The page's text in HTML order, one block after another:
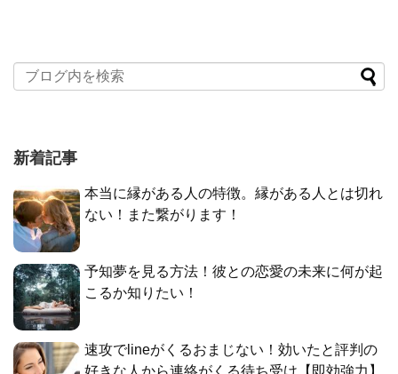
新着記事
本当に縁がある人の特徴。縁がある人とは切れ
ない！また繋がります！
予知夢を見る方法！彼との恋愛の未来に何が起
こるか知りたい！
速攻でlineがくるおまじない！効いたと評判の